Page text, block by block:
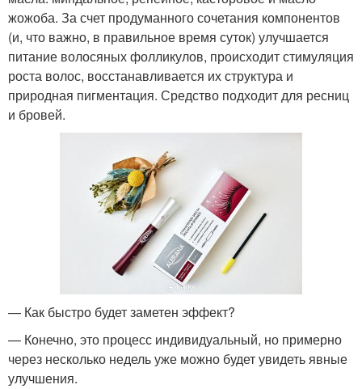
жожоба. За счет продуманного сочетания компонентов
(и, что важно, в правильное время суток) улучшается
питание волосяных фолликулов, происходит стимуляция
роста волос, восстанавливается их структура и
природная пигментация. Средство подходит для ресниц
и бровей.
— Как быстро будет заметен эффект?
— Конечно, это процесс индивидуальный, но примерно
через несколько недель уже можно будет увидеть явные
улучшения.